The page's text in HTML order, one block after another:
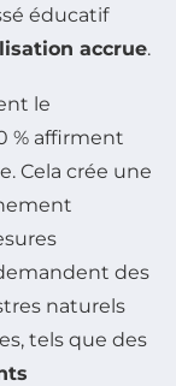
éducatif
accrue.
le
% affirment
Cela crée une
des
naturels
tels que des